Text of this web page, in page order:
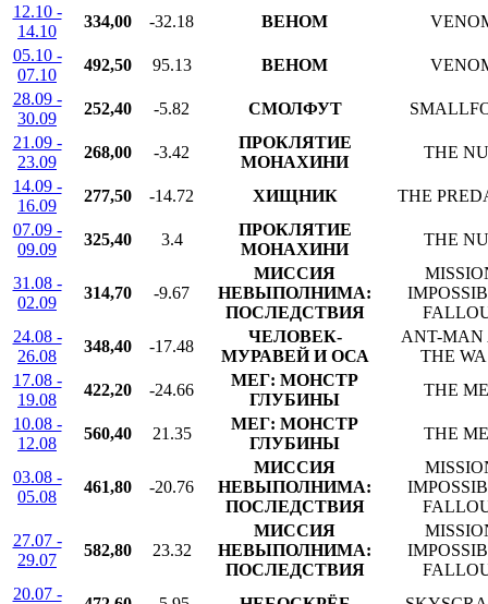
12.10 -
14.10
334,00 -32.18 ВЕНОМ
05.10 -
07.10
492,50 95.13 ВЕНОМ
28.09 -
30.09
252,40 -5.82 СМОЛФУТ
21.09 -
23.09
268,00 -3.42
ПРОКЛЯТИЕ
МОНАХИНИ
THE
14.09 -
16.09
277,50 -14.72 ХИЩНИК
THE
07.09 -
09.09
325,40 3.4
ПРОКЛЯТИЕ
МОНАХИНИ
THE
31.08 -
02.09
314,70 -9.67
МИССИЯ
НЕВЫПОЛНИМА:
ПОСЛЕДСТВИЯ
24.08 -
26.08
348,40 -17.48
ЧЕЛОВЕК-
МУРАВЕЙ И ОСА
ANT-MAN
THE
17.08 -
19.08
422,20 -24.66
МЕГ: МОНСТР
ГЛУБИНЫ
THE
10.08 -
12.08
560,40 21.35
МЕГ: МОНСТР
ГЛУБИНЫ
THE
03.08 -
05.08
461,80 -20.76
МИССИЯ
НЕВЫПОЛНИМА:
ПОСЛЕДСТВИЯ
27.07 -
29.07
582,80 23.32
МИССИЯ
НЕВЫПОЛНИМА:
ПОСЛЕДСТВИЯ
20.07 -